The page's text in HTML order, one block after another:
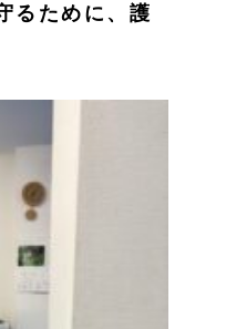
るために、護